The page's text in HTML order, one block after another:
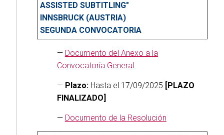
ASSISTED SUBTITLING"
INNSBRUCK (AUSTRIA)
SEGUNDA CONVOCATORIA
— Documento del Anexo a la
Convocatoria General
— Plazo:Hasta el 17/09/2025 [PLAZO
FINALIZADO]
— Documento de la Resolución